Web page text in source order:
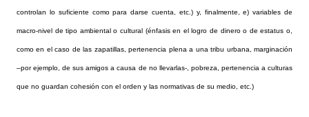
controlan lo suficiente como para darse cuenta, etc.) y, finalmente, e) variables de
macro-nivel de tipo ambiental o cultural (énfasis en el logro de dinero o de estatus o,
como en el caso de las zapatillas, pertenencia plena a una tribu urbana, marginación
–por ejemplo, de sus amigos a causa de no llevarlas-, pobreza, pertenencia a culturas
que no guardan cohesión con el orden y las normativas de su medio, etc.)